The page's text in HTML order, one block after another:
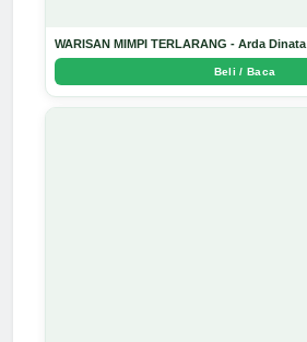
WARISAN MIMPI TERLARANG - Arda Dinata
Beli / Baca